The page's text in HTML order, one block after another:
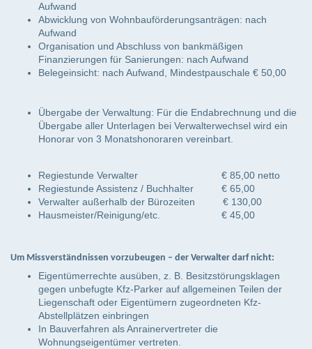
Aufwand
Abwicklung von Wohnbauförderungsanträgen: nach
Aufwand
Organisation und Abschluss von bankmäßigen
Finanzierungen für Sanierungen: nach Aufwand
Belegeinsicht: nach Aufwand, Mindestpauschale € 50,00
Übergabe der Verwaltung: Für die Endabrechnung und die
Übergabe aller Unterlagen bei Verwalterwechsel wird ein
Honorar von 3 Monatshonoraren vereinbart.
Regiestunde Verwalter € 85,00 netto
Regiestunde Assistenz / Buchhalter € 65,00
Verwalter außerhalb der Bürozeiten € 130,00
Hausmeister/Reinigung/etc. € 45,00
Um Missverständnissen vorzubeugen – der Verwalter darf nicht:
Eigentümerrechte ausüben, z. B. Besitzstörungsklagen
gegen unbefugte Kfz-Parker auf allgemeinen Teilen der
Liegenschaft oder Eigentümern zugeordneten Kfz-
Abstellplätzen einbringen
In Bauverfahren als Anrainervertreter die
Wohnungseigentümer vertreten.